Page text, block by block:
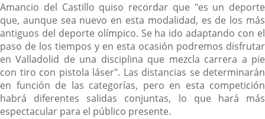
Amancio del Castillo quiso recordar que "es un deporte
que, aunque sea nuevo en esta modalidad, es de los más
antiguos del deporte olímpico. Se ha ido adaptando con el
paso de los tiempos y en esta ocasión podremos disfrutar
en Valladolid de una disciplina que mezcla carrera a pie
con tiro con pistola láser". Las distancias se determinarán
en función de las categorías, pero en esta competición
habrá diferentes salidas conjuntas, lo que hará más
espectacular para el público presente.